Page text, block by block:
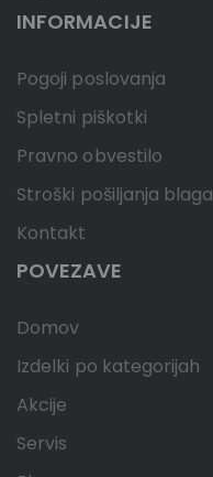
INFORMACIJE
Pogoji poslovanja
Spletni piškotki
Pravno obvestilo
Stroški pošiljanja blaga
Kontakt
POVEZAVE
Domov
Izdelki po kategorijah
Akcije
Servis